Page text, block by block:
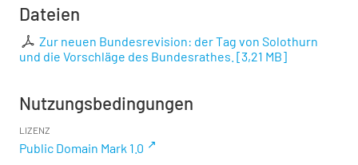
Dateien
Zur neuen Bundesrevision: der Tag von Solothurn
und die Vorschläge des Bundesrathes. [3,21 MB]
Nutzungsbedingungen
LIZENZ
Public Domain Mark 1.0